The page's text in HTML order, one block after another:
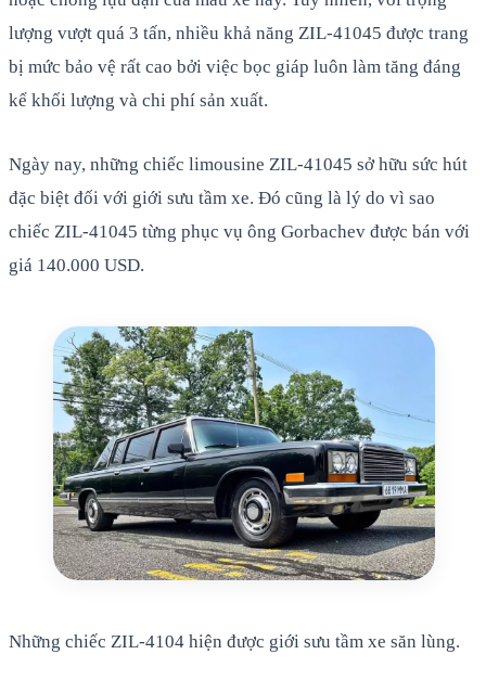
lượng vượt quá 3 tấn, nhiều khả năng ZIL-41045 được trang
bị mức bảo vệ rất cao bởi việc bọc giáp luôn làm tăng đáng
kể khối lượng và chi phí sản xuất.
Ngày nay, những chiếc limousine ZIL-41045 sở hữu sức hút
đặc biệt đối với giới sưu tầm xe. Đó cũng là lý do vì sao
chiếc ZIL-41045 từng phục vụ ông Gorbachev được bán với
giá 140.000 USD.
Những chiếc ZIL-4104 hiện được giới sưu tầm xe săn lùng.